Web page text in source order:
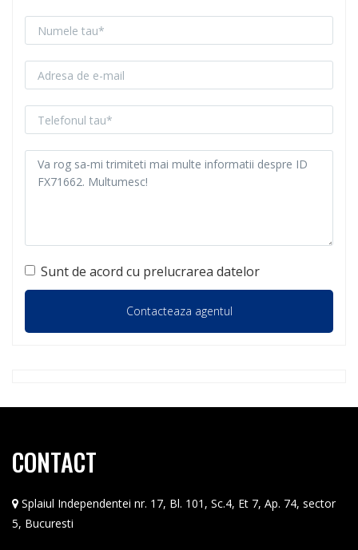
Sunt de acord cu prelucrarea datelor
CONTACT
Splaiul Independentei nr. 17, Bl. 101, Sc.4, Et 7, Ap. 74, sector
5, Bucuresti